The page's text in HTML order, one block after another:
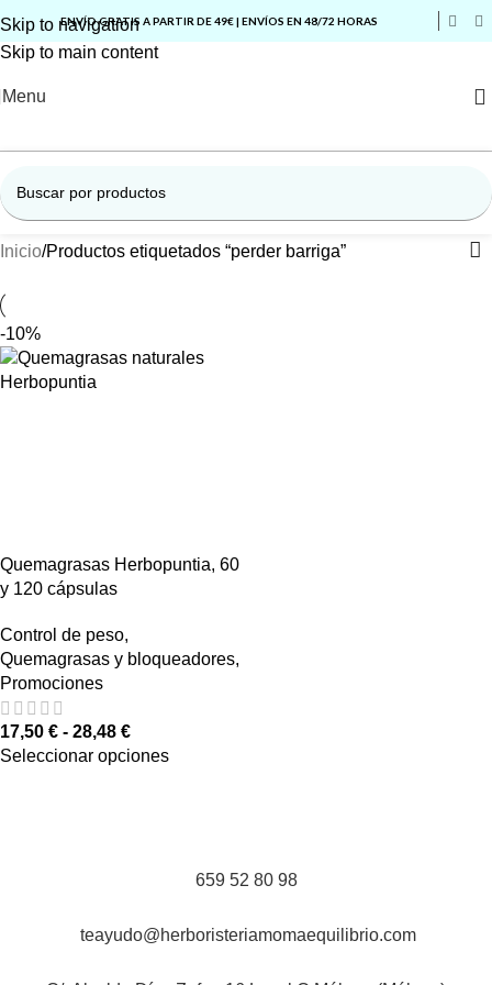
Skip to navigation
Skip to main content
ENVÍO GRATIS A PARTIR DE 49€ | ENVÍOS EN 48/72 HORAS
Menu
Inicio Productos etiquetados “perder barriga”
-10%
Quemagrasas Herbopuntia, 60
y 120 cápsulas
Control de peso,
Quemagrasas y bloqueadores,
Promociones
17,50 € - 28,48 €
Seleccionar opciones
659 52 80 98
teayudo@herboristeriamomaequilibrio.com